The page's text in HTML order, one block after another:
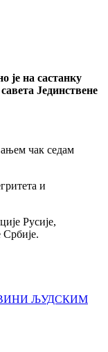
је на састанку
Јединствене
чак седам
и
Русије,
ЉУДСКИМ